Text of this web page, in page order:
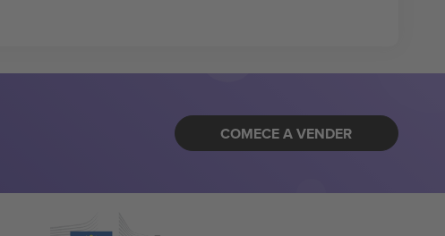
COMECE A VENDER